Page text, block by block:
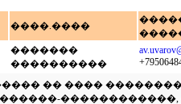
����.����
�������
����������
���� �������������
������-